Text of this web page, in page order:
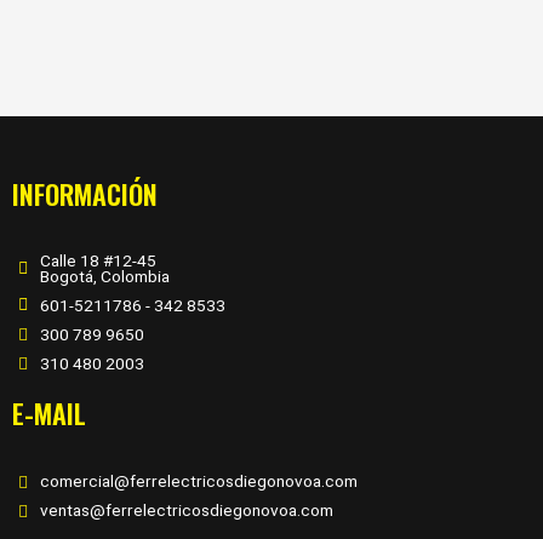
INFORMACIÓN
Calle 18 #12-45
Bogotá, Colombia
601-5211786 - 342 8533
300 789 9650
310 480 2003
E-MAIL
comercial@ferrelectricosdiegonovoa.com
ventas@ferrelectricosdiegonovoa.com